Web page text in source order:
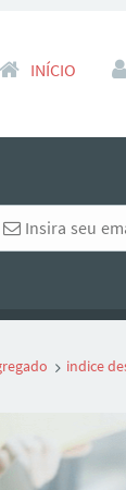
para o
INÍCIO
indice